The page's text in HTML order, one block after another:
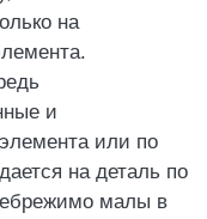
на
и
или по
на деталь по
малы в